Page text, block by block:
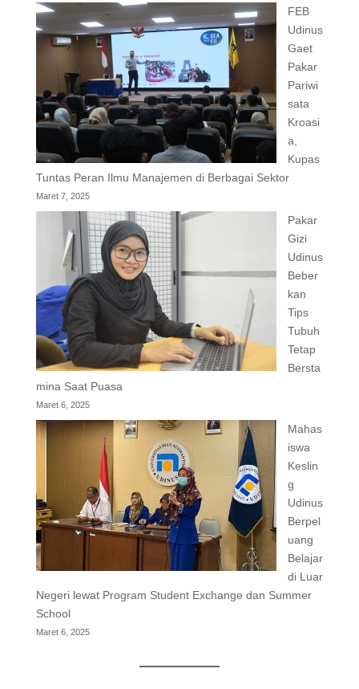
FEB
Udinus
Gaet
Pakar
Pariwi
sata
Kroasi
a,
Kupas
Tuntas Peran Ilmu Manajemen di Berbagai Sektor
Maret 7, 2025
Pakar
Gizi
Udinus
Beber
kan
Tips
Tubuh
Tetap
Bersta
mina Saat Puasa
Maret 6, 2025
Mahas
iswa
Keslin
g
Udinus
Berpel
uang
Belajar
di Luar
Negeri lewat Program Student Exchange dan Summer
School
Maret 6, 2025